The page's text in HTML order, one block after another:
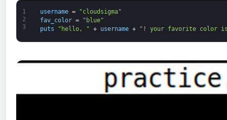
1
2
3
username =
"cloudsigma"
fav_color =
"blue"
puts
"hello, " + username + "! your favorite color